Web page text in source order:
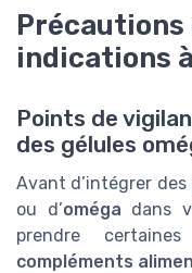
indications
Points de
des gélules
Avant d’intégrer des
ou d’oméga dans
prendre
compléments